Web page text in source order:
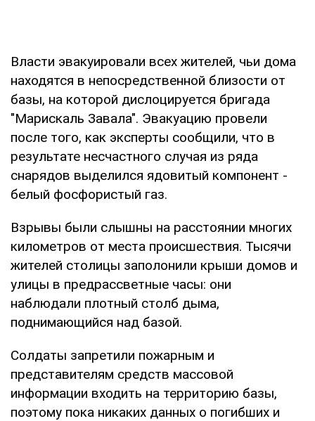
Власти эвакуировали всех жителей, чьи дома
находятся в непосредственной близости от
базы, на которой дислоцируется бригада
"Марискаль Завала". Эвакуацию провели
после того, как эксперты сообщили, что в
результате несчастного случая из ряда
снарядов выделился ядовитый компонент -
белый фосфористый газ.
Взрывы были слышны на расстоянии многих
километров от места происшествия. Тысячи
жителей столицы заполонили крыши домов и
улицы в предрассветные часы: они
наблюдали плотный столб дыма,
поднимающийся над базой.
Солдаты запретили пожарным и
представителям средств массовой
информации входить на территорию базы,
поэтому пока никаких данных о погибших и